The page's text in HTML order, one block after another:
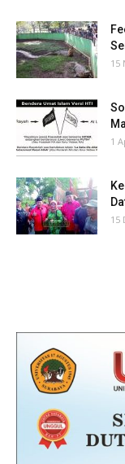
15
1
15